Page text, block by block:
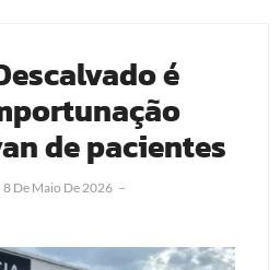
é
de pacientes
8 De Maio De 2026